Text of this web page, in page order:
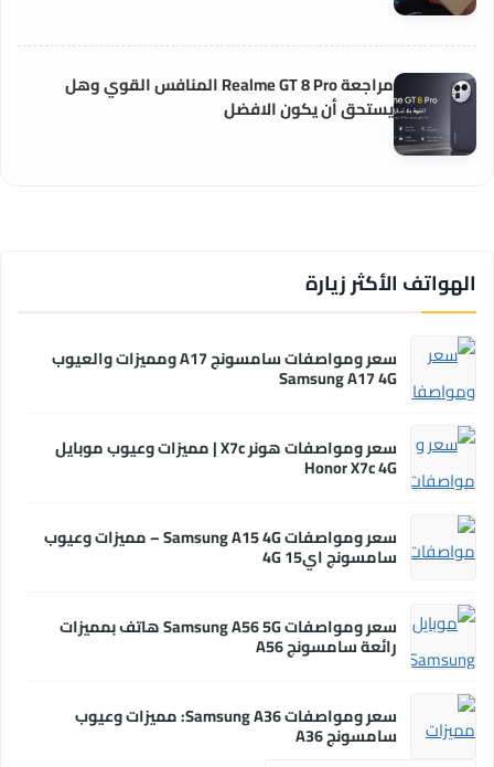
مراجعة Realme GT 8 Pro المنافس القوي وهل
يستحق أن يكون الافضل
الهواتف الأكثر زيارة
سعر ومواصفات سامسونج A17 ومميزات والعيوب
Samsung A17 4G
سعر ومواصفات هونر X7c | مميزات وعيوب موبايل
Honor X7c 4G
سعر ومواصفات Samsung A15 4G – مميزات وعيوب
سامسونج اي15 4G
سعر ومواصفات Samsung A56 5G هاتف بمميزات
رائعة سامسونج A56
سعر ومواصفات Samsung A36: مميزات وعيوب
سامسونج A36